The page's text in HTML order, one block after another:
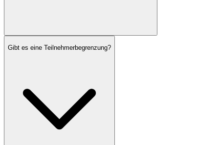
Gibt es eine Teilnehmerbegrenzung?